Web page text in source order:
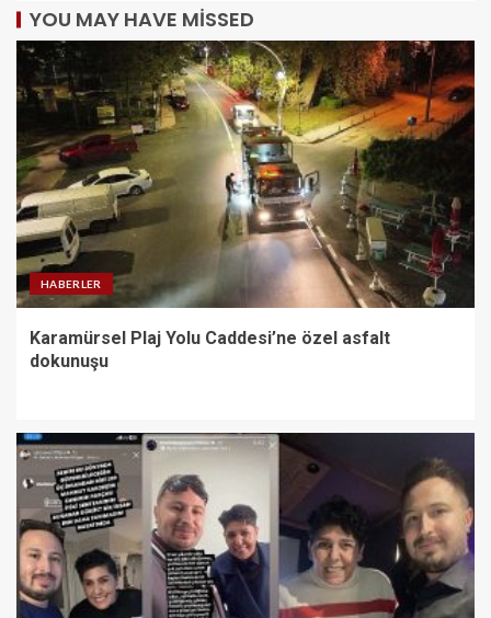
YOU MAY HAVE MISSED
HABERLER
Karamürsel Plaj Yolu Caddesi’ne özel asfalt
dokunuşu